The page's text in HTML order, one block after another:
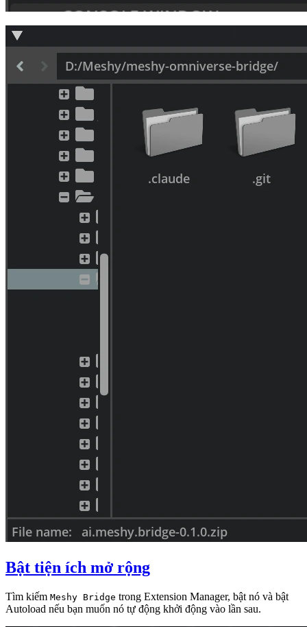
Bật tiện ích mở rộng
Tìm kiếm Meshy Bridge trong Extension Manager, bật nó và bật
Autoload nếu bạn muốn nó tự động khởi động vào lần sau.